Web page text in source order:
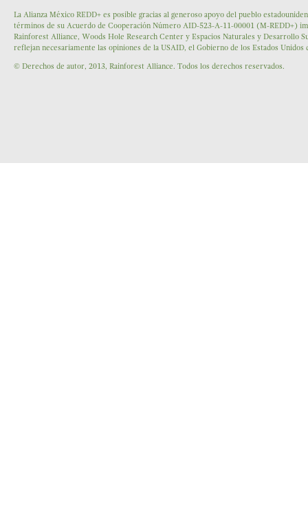
La Alianza México REDD+ es posible gracias al generoso apoyo del pueblo
términos de su Acuerdo de Cooperación Número AID-523-A-11-00001 (M-REDD+)
Rainforest Alliance, Woods Hole Research Center y Espacios Naturales y Desarrollo
reflejan necesariamente las opiniones de la USAID, el Gobierno de los Estados Unidos
© Derechos de autor, 2013, Rainforest Alliance. Todos los derechos reservados.